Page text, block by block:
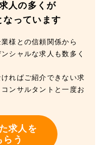
人の多くが
なっています
様との信頼関係から
シャルな求人も数多く
ればご紹介できない求
ンサルタントと一度お
求人を
らう